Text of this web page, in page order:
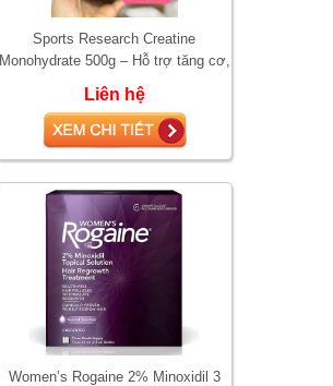
Sports Research Creatine
Monohydrate 500g – Hỗ trợ tăng cơ,
tăng sức mạnh và hiệu suất tập
luyện
Liên hệ
Women’s Rogaine 2% Minoxidil 3